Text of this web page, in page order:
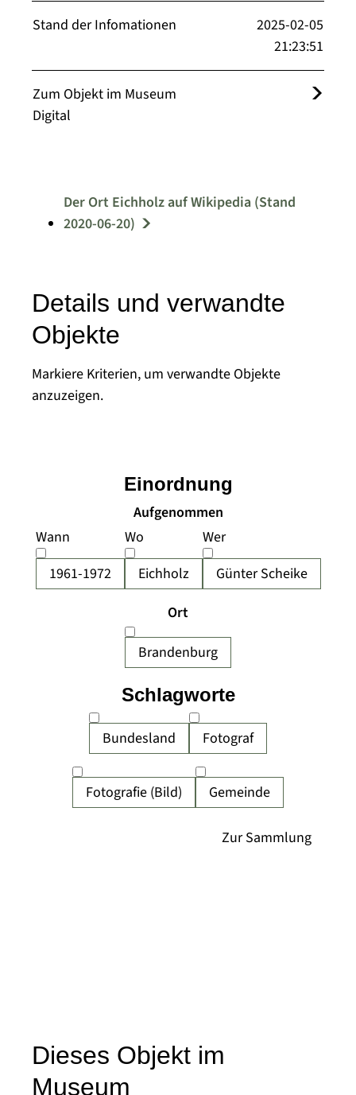
Stand der Infomationen
2025-02-05
21:23:51
Zum Objekt im Museum
Digital
Der Ort Eichholz auf Wikipedia (Stand
2020-06-20)
Details und verwandte
Objekte
Markiere Kriterien, um verwandte Objekte
anzuzeigen.
Aufgenommen
Wann
1961-1972
Wo
Eichholz
Wer
Günter Scheike
Ort
Brandenburg
Bundesland Fotograf
Fotografie (Bild) Gemeinde
Einordnung
Schlagworte
Dieses Objekt im
Museum